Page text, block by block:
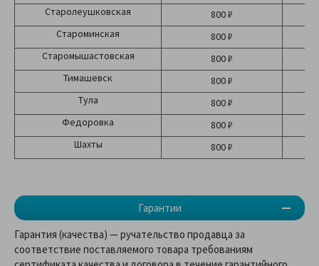
Гарантии
Старолеушковская
800 ₽
Староминская
800 ₽
Старомышастовская
800 ₽
Тимашевск
800 ₽
Тула
800 ₽
Федоровка
800 ₽
Шахты
800 ₽
Гарантия (качества) — ручательство продавца за
соответствие поставляемого товара требованиям